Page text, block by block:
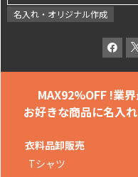
名入れ・オリジナル作成
MAX92%OFF !業
お好きな商品に名入
衣料品卸販売
Tシャツ